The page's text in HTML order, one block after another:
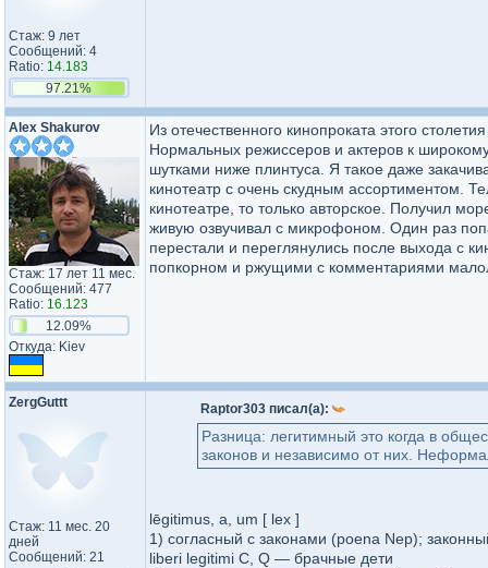
Стаж: 9 лет
Сообщений: 4
Ratio: 14.183
97.21%
Alex Shakurov
Стаж: 17 лет 11 мес.
Сообщений: 477
Ratio: 16.123
12.09%
Откуда: Kiev
Из отечественного кинопроката этого
Нормальных режиссеров и актеров к
шутками ниже плинтуса. Я такое даже
кинотеатр с очень скудным ассортиментом.
кинотеатре, то только авторское. Получил
живую озвучивал с микрофоном. Один раз
перестали и переглянулись после выхода с
попкорном и ржущими с комментариями
ZergGuttt
Стаж: 11 мес. 20
дней
Сообщений: 21
Raptor303 писал(а):
Разница: легитимный это когда в
законов и независимо от них.
lēgitimus, a, um [ lex ]
1) согласный с законами (poena Nep);
liberi legitimi C, Q — брачные дети